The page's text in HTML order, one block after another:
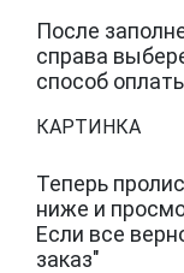
После
справа
способ
КАРТИНКА
Теперь
ниже и
Если все
заказ"